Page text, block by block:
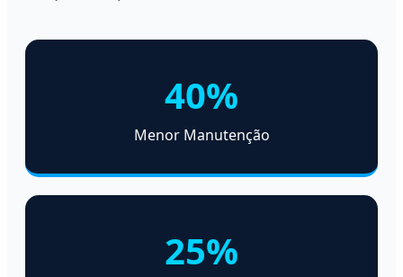
40%
Menor Manutenção
25%